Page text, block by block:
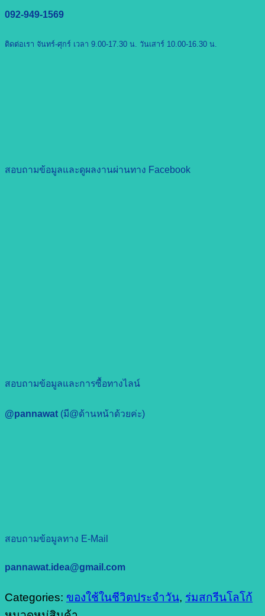
092-949-1569
ติดต่อเรา จันทร์-ศุกร์ เวลา 9.00-17.30 น. วันเสาร์ 10.00-16.30 น.
สอบถามข้อมูลและดูผลงานผ่านทาง Facebook
สอบถามข้อมูลและการซื้อทางไลน์
@pannawat (มี@ด้านหน้าด้วยค่ะ)
สอบถามข้อมูลทาง E-Mail
pannawat.idea@gmail.com
Categories: ของใช้ในชีวิตประจำวัน, ร่มสกรีนโลโก้